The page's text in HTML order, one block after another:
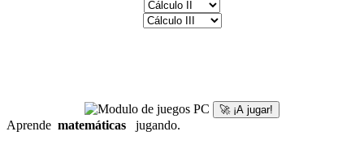
🚀 ¡A jugar!
Aprende matemáticas jugando.